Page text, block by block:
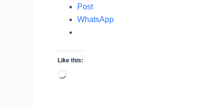
Post
WhatsApp
Like this:
Loading…